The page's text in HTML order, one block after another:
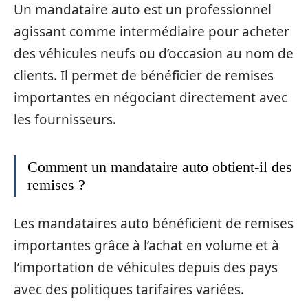
Un mandataire auto est un professionnel
agissant comme intermédiaire pour acheter
des véhicules neufs ou d’occasion au nom de
clients. Il permet de bénéficier de remises
importantes en négociant directement avec
les fournisseurs.
Comment un mandataire auto obtient-il des
remises ?
Les mandataires auto bénéficient de remises
importantes grâce à l’achat en volume et à
l’importation de véhicules depuis des pays
avec des politiques tarifaires variées.